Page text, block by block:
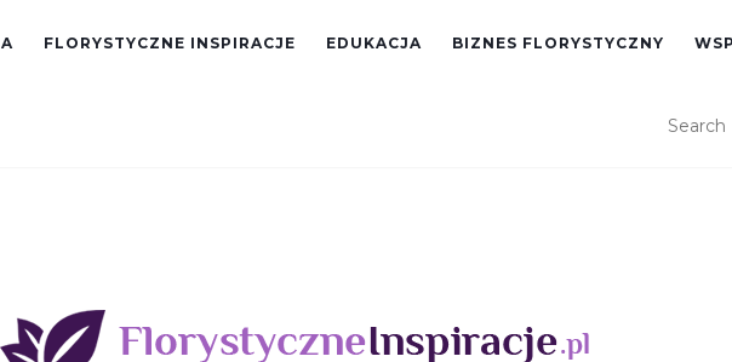
FLORYSTYCZNE INSPIRACJE EDUKACJA BIZNES FLORYSTYCZNY